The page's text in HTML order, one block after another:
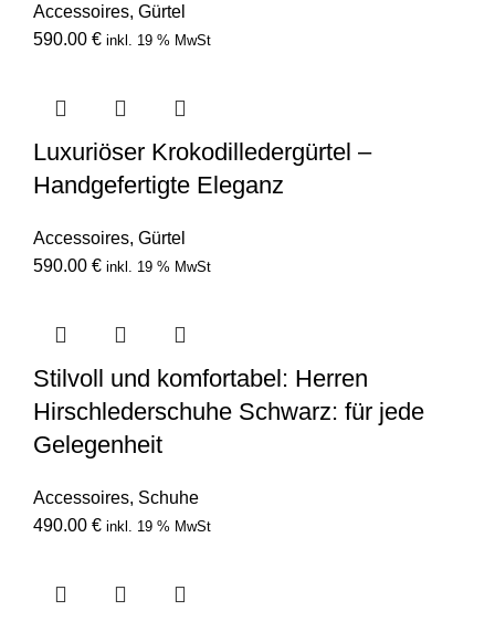
Accessoires, Gürtel
590.00 € inkl. 19 % MwSt
Luxuriöser Krokodilledergürtel –
Handgefertigte Eleganz
Accessoires, Gürtel
590.00 € inkl. 19 % MwSt
Stilvoll und komfortabel: Herren
Hirschlederschuhe Schwarz: für jede
Gelegenheit
Accessoires, Schuhe
490.00 € inkl. 19 % MwSt